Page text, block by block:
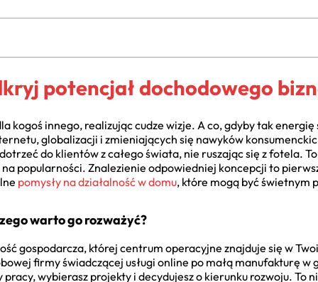
potencjał dochodowego
kogoś innego, realizując cudze wizje. A co, gdyby tak
globalizacji i zmieniających się nawyków
do klientów z całego świata, nie ruszając się z fotela.
popularności. Znalezienie odpowiedniej koncepcji to
pomysły na działalność w domu, które mogą być świetnym
warto go rozważyć?
gospodarcza, której centrum operacyjne znajduje się w
firmy świadczącej usługi online po małą manufakturę w
pracy, wybierasz projekty i decydujesz o kierunku rozwoju. To